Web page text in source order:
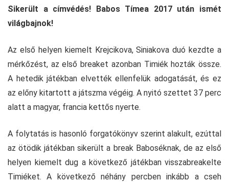
Sikerült a címvédés! Babos Tímea 2017 után ismét
világbajnok!
Az első helyen kiemelt Krejcikova, Siniakova duó kezdte a
mérkőzést, az első breaket azonban Timiék hozták össze.
A hetedik játékban elvették ellenfelük adogatását, és ez
az előny kitartott a játszma végéig. A nyitó szettet 37 perc
alatt a magyar, francia kettős nyerte.
A folytatás is hasonló forgatókönyv szerint alakult, ezúttal
az ötödik játékban sikerült a break Baboséknak, de az első
helyen kiemelt dug a következő játékban visszabreakelte
Timiéket. A következő néhány percben inkább a cseh